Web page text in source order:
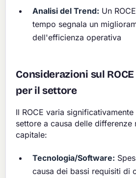
Analisi del Trend: Un
tempo segnala un
dell'efficienza operativa
Considerazioni sul
per il settore
Il ROCE varia
settore a causa delle differenze
capitale:
Tecnologia/Software:
causa dei bassi requisiti di